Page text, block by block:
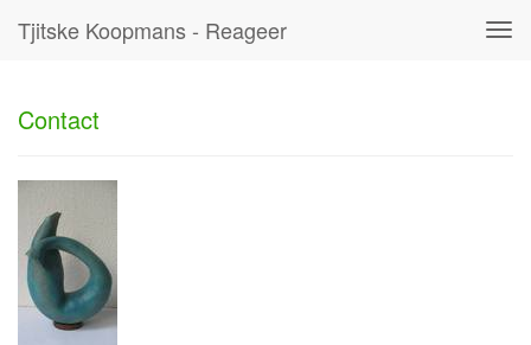
Tjitske Koopmans - Reageer
Contact